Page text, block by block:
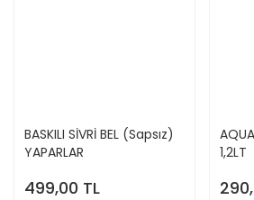
BASKILI SİVRİ BEL (Sapsız)
YAPARLAR
499,00 TL
1,2LT